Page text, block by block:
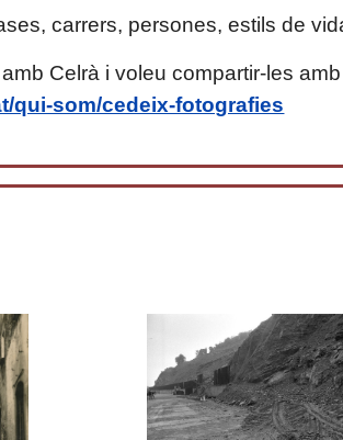
carrers, persones, estils de
Celrà i voleu compartir-les
qui-som/cedeix-fotografies